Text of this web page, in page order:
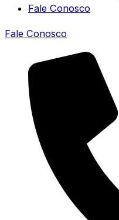
Fale Conosco
Fale Conosco